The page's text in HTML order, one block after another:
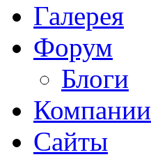
Галерея
Форум
Блоги
Компании
Сайты